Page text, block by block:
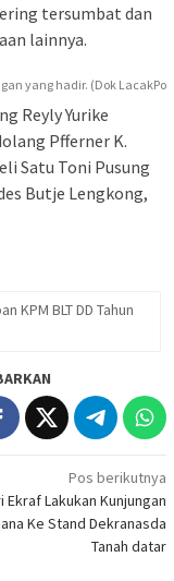
tersumbat dan
lainnya.
yang hadir. (Dok LacakPo
Reyly Yurike
Pfferner K.
Satu Toni Pusung
Butje Lengkong,
KPM BLT DD Tahun
Pos berikutnya
Ekraf Lakukan Kunjungan
Ke Stand Dekranasda
Tanah datar